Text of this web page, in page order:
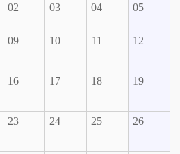
02 03 04 05
09 10 11 12
16 17 18 19
23 24 25 26